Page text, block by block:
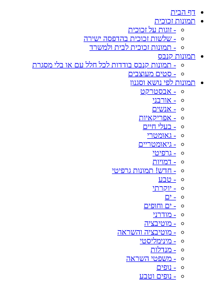
דף הבית
תמונות זכוכית
- זוגות על זכוכית
- שלשות זכוכית בהדפסה ישירה
- תמונות זכוכית לבית ולמשרד
תמונות קנבס
- תמונות קנבס בודדות לכל חלל עם או בלי מסגרת
- סטים מעוצבים
תמונות לפי נושא וסגנון
- אבסטרקט
- אורבני
- אנשים
- אפריקאיות
- בעלי חיים
- גאומטרי
- גיאומטריים
- גרפיטי
- דמויות
- חדש! תמונות גרפיטי
- טבע
- יוקרתי
- ים
- ים וחופים
- מודרני
- מוטיבציה
- מוטיבציה והשראה
- מינימליסטי
- מנדלות
- משפטי השראה
- נופים
- נופים וטבע